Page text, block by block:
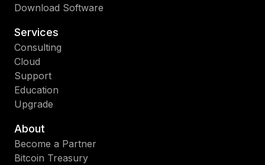
Download Software
Services
Consulting
Cloud
Support
Education
Upgrade
About
Become a Partner
Bitcoin Treasury